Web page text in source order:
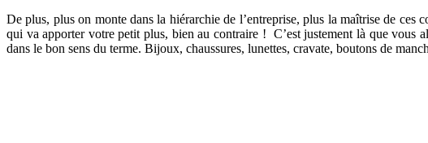
De plus, plus on monte dans la hiérarchie de l’entreprise, plus la maîtrise de
qui va apporter votre petit plus, bien au contraire ! C’est justement là que vous
dans le bon sens du terme. Bijoux, chaussures, lunettes, cravate, boutons de